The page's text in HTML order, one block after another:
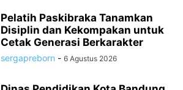
Pelatih Paskibraka Tanamkan
Disiplin dan Kekompakan untuk
Cetak Generasi Berkarakter
sergapreborn - 6 Agustus 2026